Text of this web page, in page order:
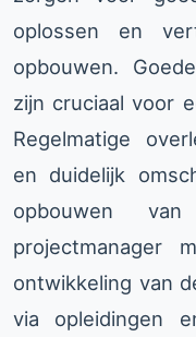
oplossen en
opbouwen.
zijn cruciaal voor
Regelmatige
en duidelijk
opbouwen
projectmanager
ontwikkeling van
via opleidingen